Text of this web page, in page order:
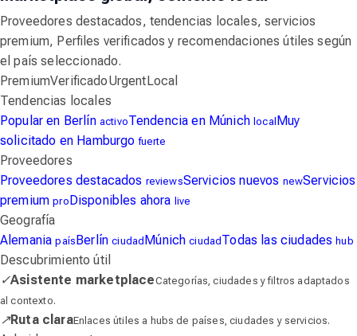
Proveedores destacados, tendencias locales, servicios
premium, Perfiles verificados y recomendaciones útiles según
el país seleccionado.
PremiumVerificadoUrgentLocal
Tendencias locales
Popular en Berlín activoTendencia en Múnichlocal Muy
solicitado en Hamburgofuerte
Proveedores
Proveedores destacados reviewsServicios nuevos newServicios
premiumproDisponibles ahora live
Geografía
AlemaniapaísBerlínciudad Múnichciudad Todas las ciudadeshub
Descubrimiento útil
✓Asistente marketplaceCategorías, ciudades y filtros adaptados
al contexto.
↗Ruta claraEnlaces útiles a hubs de países, ciudades y servicios.